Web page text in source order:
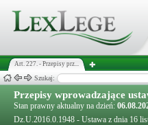
Art. 227. - Przepisy prz...
Szukaj:
Przepisy wprowadzające
Stan prawny aktualny na dzień:
Dz.U.2016.0.1948 - Ustawa z dnia 16